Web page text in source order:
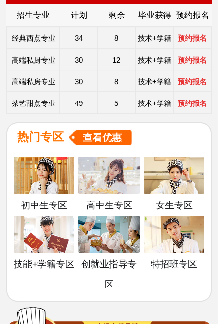
招生专业 计划 剩余 毕业获得 预约报名
时尚西点专业 49 5 技术+学籍 预约报名
经典西点专业 34 8 技术+学籍 预约报名
高端私厨专业 30 12 技术+学籍 预约报名
高端私房专业 30 8 技术+学籍 预约报名
茶艺甜点专业 49 5 技术+学籍 预约报名
洲际主厨专业 20 8 技术+学籍 预约报名
25 8
形象设计专业 10 技术+学籍 预约报名
西餐主厨专业 36 9 技术+学籍 预约报名
时尚西点专业 5 技术+学籍 预约报名
热门专区 查看优惠
初中生专区 高中生专区 女生专区
技能+学籍专区
创就业指导专
区
特招班专区